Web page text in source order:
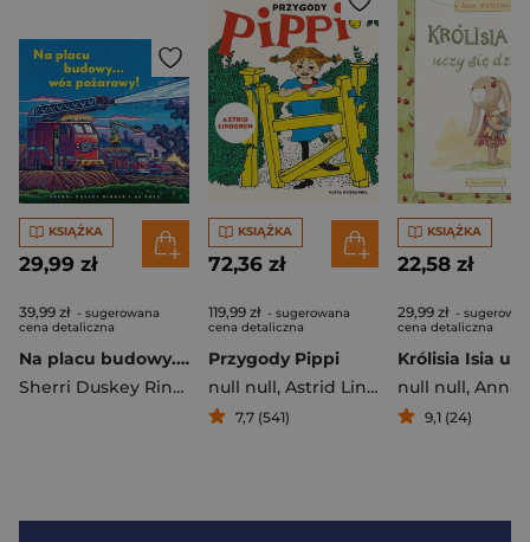
KSIĄŻKA
29,99 zł
39,99 zł - sugerowana
cena detaliczna
Na placu budowy... wóz pożarowy!
Sherri Duskey Rinker
KSIĄŻKA
72,36 zł
119,99 zł - sugerowana
cena detaliczna
Przygody Pippi
null null, Astrid Lindgren
7,7 (541)
KSIĄŻKA
22,58 zł
29,99 zł -
cena detaliczna
null null, Anna
9,1 (24)